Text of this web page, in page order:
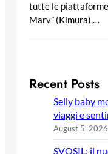
tutte le
Marv” (Kimura),…
Recent Posts
Selly baby
viaggi e
August 5, 2026
SVOSIL: il